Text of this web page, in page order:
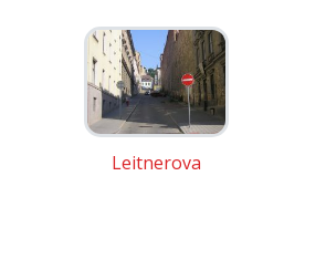
Leitnerova